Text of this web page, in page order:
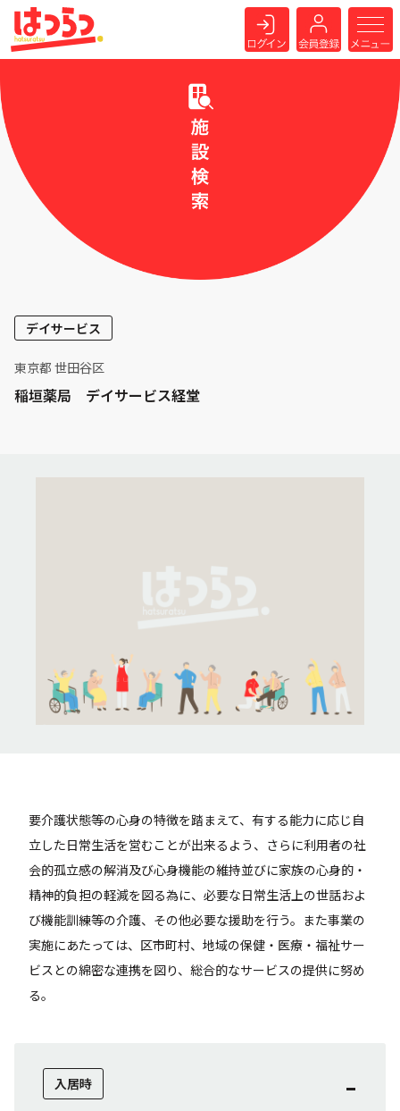
デイサービス
東京都 世田谷区
稲垣薬局 デイサービス経堂
要介護状態等の心身の特徴を踏まえて、有する能力に応じ自
立した日常生活を営むことが出来るよう、さらに利用者の社
会的孤立感の解消及び心身機能の維持並びに家族の心身的・
精神的負担の軽減を図る為に、必要な日常生活上の世話およ
び機能訓練等の介護、その他必要な援助を行う。また事業の
実施にあたっては、区市町村、地域の保健・医療・福祉サー
ビスとの綿密な連携を図り、総合的なサービスの提供に努め
る。
入居時 -